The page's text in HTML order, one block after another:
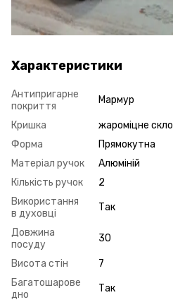
Характеристики
Антипригарне
покриття
Мармур
Кришка
жароміцне скло
Форма
Прямокутна
Матеріал ручок
Алюміній
Кількість ручок
2
Використання
в духовці
Так
Довжина
посуду
30
Висота стін
7
Багатошарове
дно
Так